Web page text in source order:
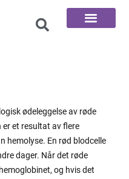
ødeleggelse av røde
er et resultat av flere
hemolyse. En rød blodcelle
dager. Når det røde
og hvis det